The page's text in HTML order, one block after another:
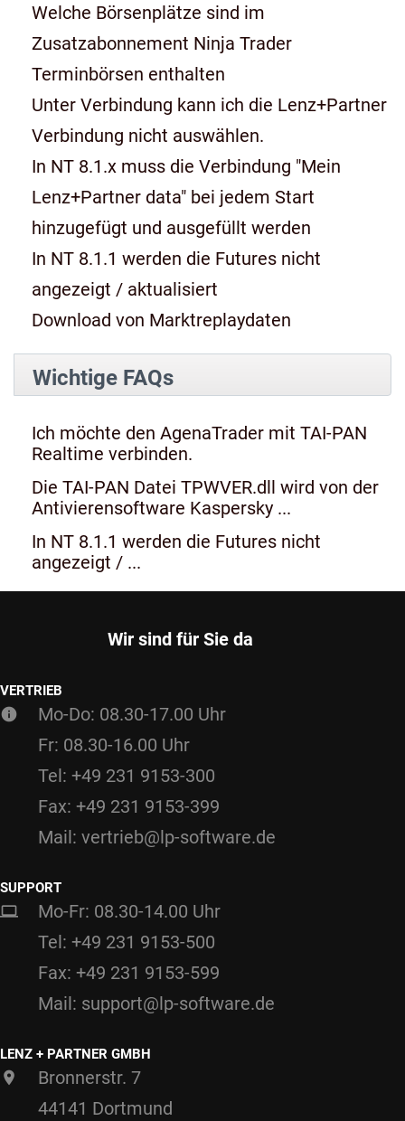
Welche Börsenplätze sind im
Zusatzabonnement Ninja Trader
Terminbörsen enthalten
Unter Verbindung kann ich die Lenz+Partner
Verbindung nicht auswählen.
In NT 8.1.x muss die Verbindung "Mein
Lenz+Partner data" bei jedem Start
hinzugefügt und ausgefüllt werden
In NT 8.1.1 werden die Futures nicht
angezeigt / aktualisiert
Download von Marktreplaydaten
Wichtige FAQs
Ich möchte den AgenaTrader mit TAI-PAN
Realtime verbinden.
Die TAI-PAN Datei TPWVER.dll wird von der
Antivierensoftware Kaspersky ...
In NT 8.1.1 werden die Futures nicht
angezeigt / ...
Wir sind für Sie da
VERTRIEB
Mo-Do: 08.30-17.00 Uhr
Fr: 08.30-16.00 Uhr
Tel: +49 231 9153-300
Fax: +49 231 9153-399
Mail: vertrieb@lp-software.de
SUPPORT
Mo-Fr: 08.30-14.00 Uhr
Tel: +49 231 9153-500
Fax: +49 231 9153-599
Mail: support@lp-software.de
LENZ + PARTNER GMBH
Bronnerstr. 7
44141 Dortmund